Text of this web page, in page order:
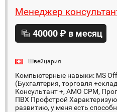
Менеджер
40000 ₽ в месяц
Швейцария
Компьютерные навыки: MS
(Бухгалтерия, торговля
Консультант +, АMO СРМ,
ПВХ Профстрой
развитию, у меня есть